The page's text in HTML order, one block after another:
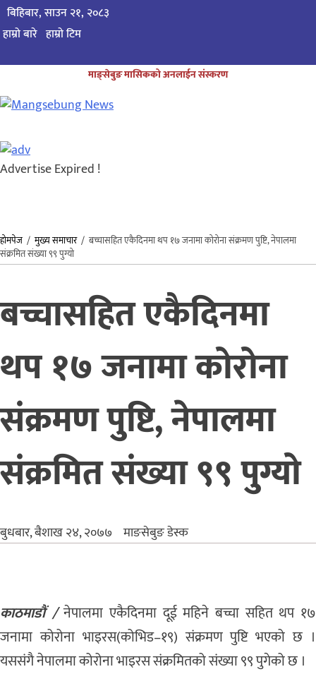
बिहिबार, साउन २१, २०८३
हाम्रो बारे हाम्राे टिम
माङ्सेबुङ मासिकको अनलाईन संस्करण
Advertise Expired !
होमपेज /मुख्य समाचार/ बच्चासहित एकैदिनमा थप १७ जनामा कोरोना संक्रमण पुष्टि, नेपालमा
संक्रमित संख्या ९९ पुग्यो
बच्चासहित एकैदिनमा
थप १७ जनामा कोरोना
संक्रमण पुष्टि, नेपालमा
संक्रमित संख्या ९९ पुग्यो
बुधबार, बैशाख २४, २०७७ माङसेबुङ डेस्क
काठमाडौं /नेपालमा एकैदिनमा दूई महिने बच्चा सहित थप १७
जनामा कोरोना भाइरस(कोभिड–१९) संक्रमण पुष्टि भएको छ ।
यससंगै नेपालमा कोरोना भाइरस संक्रमितको संख्या ९९ पुगेको छ ।